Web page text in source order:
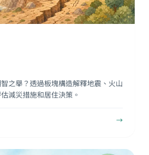
之舉？透過板塊構造解釋地震、火山
減災措施和居住決策。
→